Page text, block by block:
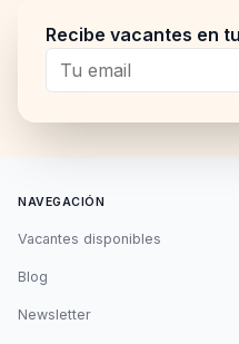
Recibe vacantes en
NAVEGACIÓN
Vacantes disponibles
Blog
Newsletter